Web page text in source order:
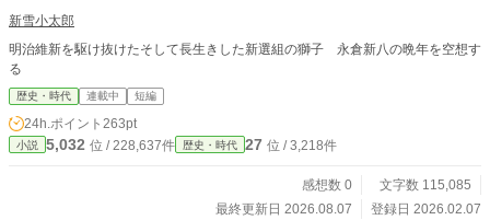
新雪小太郎
明治維新を駆け抜けたそして長生きした新選組の獅子 永倉新八の晩年を空想す
る
歴史・時代 連載中 短編
24h.ポイント 263pt
小説 5,032 位 / 228,637件 歴史・時代 27 位 / 3,218件
感想数 0
文字数 115,085
最終更新日 2026.08.07
登録日 2026.02.07